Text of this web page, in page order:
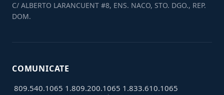
C/ ALBERTO LARANCUENT #8, ENS. NACO, STO. DGO., REP.
DOM.
COMUNICATE
809.540.1065 1.809.200.1065 1.833.610.1065